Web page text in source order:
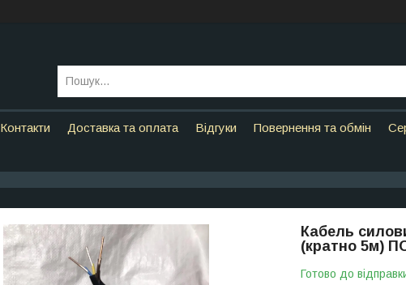
Контакти Доставка та оплата Відгуки Повернення та обмін
Кабель
(кратно 5м)
Готово до